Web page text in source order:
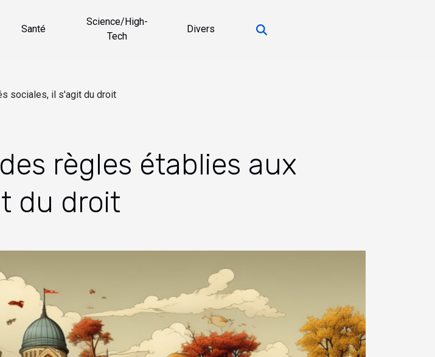
Santé
Science/High-
Tech
Divers
sociales, il s'agit du droit
règles établies aux
du droit